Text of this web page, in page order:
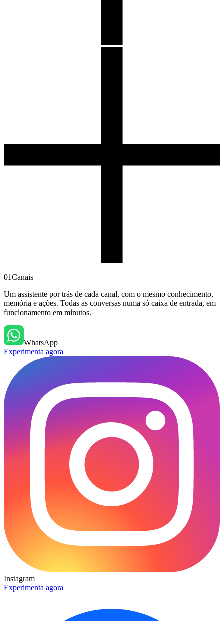
01Canais
Um assistente por trás de cada canal, com o mesmo conhecimento,
memória e ações. Todas as conversas numa só caixa de entrada, em
funcionamento em minutos.
WhatsApp
Experimenta agora
Instagram
Experimenta agora